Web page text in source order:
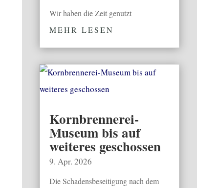
Wir haben die Zeit genutzt
MEHR LESEN
Kornbrennerei-
Museum bis auf
weiteres geschossen
9. Apr. 2026
Die Schadensbeseitigung nach dem